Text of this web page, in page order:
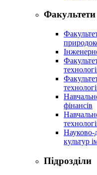
Факультети
фінансів
Науково-
культур
Підрозділи